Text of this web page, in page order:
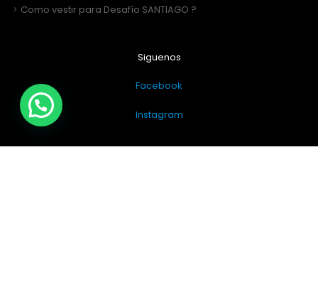
Como vestir para Desafío SANTIAGO ?
Siguenos
Facebook
Instagram